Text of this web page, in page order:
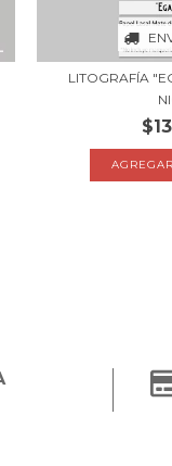
LITOGRAFÍA